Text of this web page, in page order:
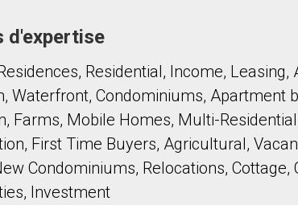
d'expertise
Residential, Income, Leasing,
Waterfront, Condominiums, Apartment
Farms, Mobile Homes, Multi-
First Time Buyers, Agricultural,
Condominiums, Relocations, Cottage,
Investment